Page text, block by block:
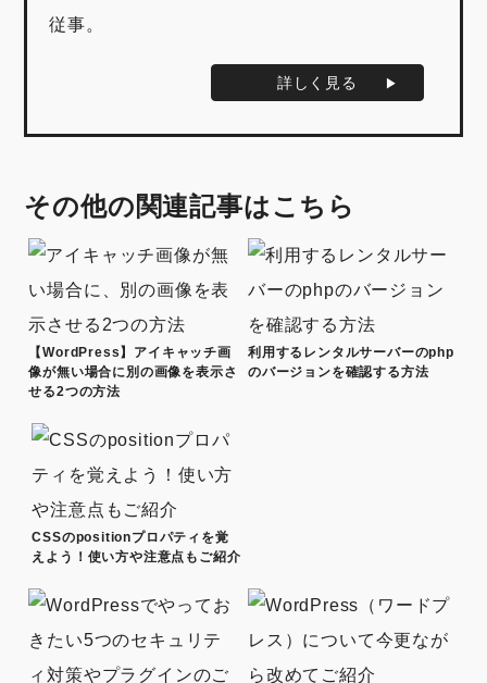
従事。
詳しく見る
その他の関連記事はこちら
【WordPress】アイキャッチ画
像が無い場合に別の画像を表示さ
せる2つの方法
利用するレンタルサーバーのphp
のバージョンを確認する方法
CSSのpositionプロパティを覚
えよう！使い方や注意点もご紹介